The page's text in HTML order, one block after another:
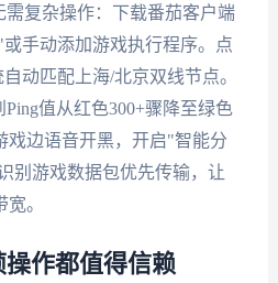
复杂操作：下载番茄客户端
手动添加游戏执行程序。点
动匹配上海/北京双线节点。
值从红色300+骤降至绿色
戏边语音开黑，开启"智能分
别游戏数据包优先传输，让
。
作都值得信赖